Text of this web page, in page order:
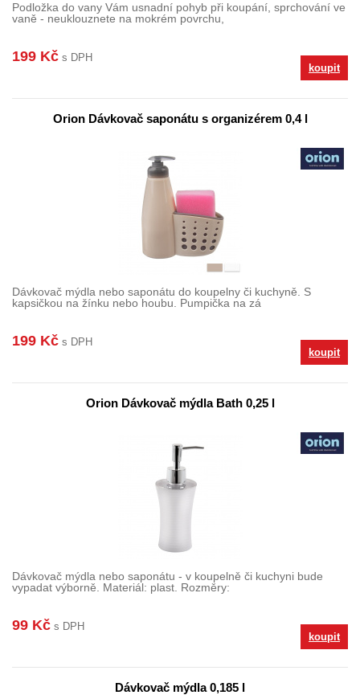
Podložka do vany Vám usnadní pohyb při koupání, sprchování ve
vaně - neuklouznete na mokrém povrchu,
199 Kč s DPH
koupit
Orion Dávkovač saponátu s organizérem 0,4 l
Dávkovač mýdla nebo saponátu do koupelny či kuchyně. S
kapsičkou na žínku nebo houbu. Pumpička na zá
199 Kč s DPH
koupit
Orion Dávkovač mýdla Bath 0,25 l
Dávkovač mýdla nebo saponátu - v koupelně či kuchyni bude
vypadat výborně. Materiál: plast. Rozměry:
99 Kč s DPH
koupit
Dávkovač mýdla 0,185 l